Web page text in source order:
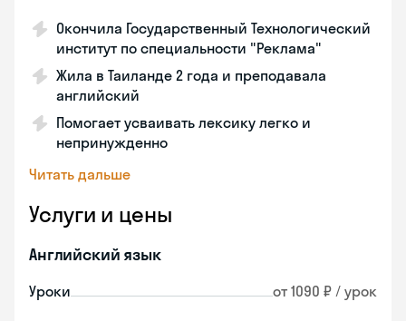
Окончила Государственный Технологический
институт по специальности "Реклама"
Жила в Таиланде 2 года и преподавала
английский
Помогает усваивать лексику легко и
непринужденно
Читать дальше
Услуги и цены
Английский язык
Уроки от 1090 ₽ / урок